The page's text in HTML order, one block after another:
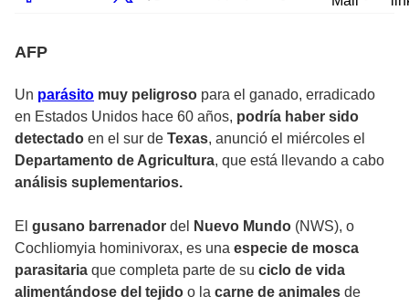
AFP
Un parásito muy peligroso para el ganado, erradicado
en Estados Unidos hace 60 años, podría haber sido
detectado en el sur de Texas, anunció el miércoles el
Departamento de Agricultura, que está llevando a cabo
análisis suplementarios.
El gusano barrenador del Nuevo Mundo (NWS), o
Cochliomyia hominivorax, es una especie de mosca
parasitaria que completa parte de su ciclo de vida
alimentándose del tejido o la carne de animales de